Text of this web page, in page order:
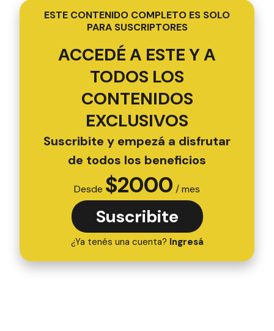
ESTE CONTENIDO COMPLETO ES SOLO
PARA SUSCRIPTORES
ACCEDÉ A ESTE Y A
TODOS LOS
CONTENIDOS
EXCLUSIVOS
Suscribite y empezá a disfrutar
de todos los beneficios
Desde $2000 / mes
Suscribite
¿Ya tenés una cuenta? Ingresá